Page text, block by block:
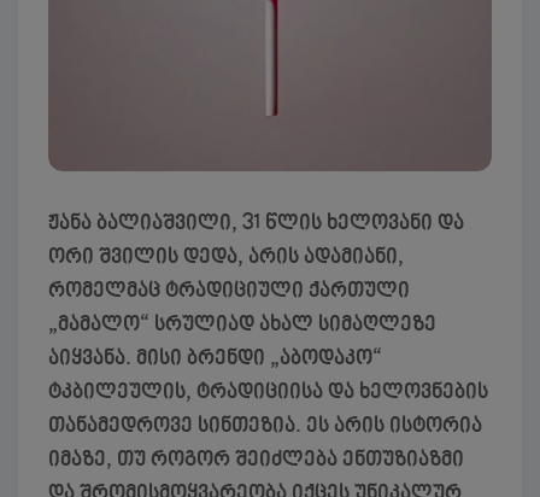
ჟანა ბალიაშვილი, 31 წლის ხელოვანი და
ორი შვილის დედა, არის ადამიანი,
რომელმაც ტრადიციული ქართული
„მამალო“ სრულიად ახალ სიმაღლეზე
აიყვანა. მისი ბრენდი „აბოდაკო“
ტკბილეულის, ტრადიციისა და ხელოვნების
თანამედროვე სინთეზია. ეს არის ისტორია
იმაზე, თუ როგორ შეიძლება ენთუზიაზმი